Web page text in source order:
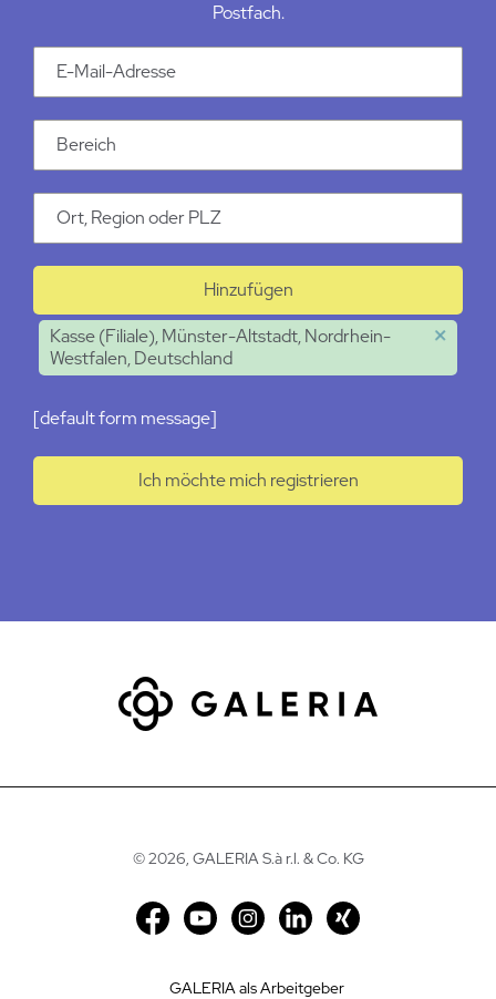
Postfach.
Email Addresse
Kategorie
Ort
Hinzufügen
Kasse (Filiale), Münster-Altstadt, Nordrhein-
Westfalen, Deutschland
[default form message]
Ich möchte mich registrieren
©2026, GALERIA S.à r.l. & Co. KG
GALERIA als Arbeitgeber